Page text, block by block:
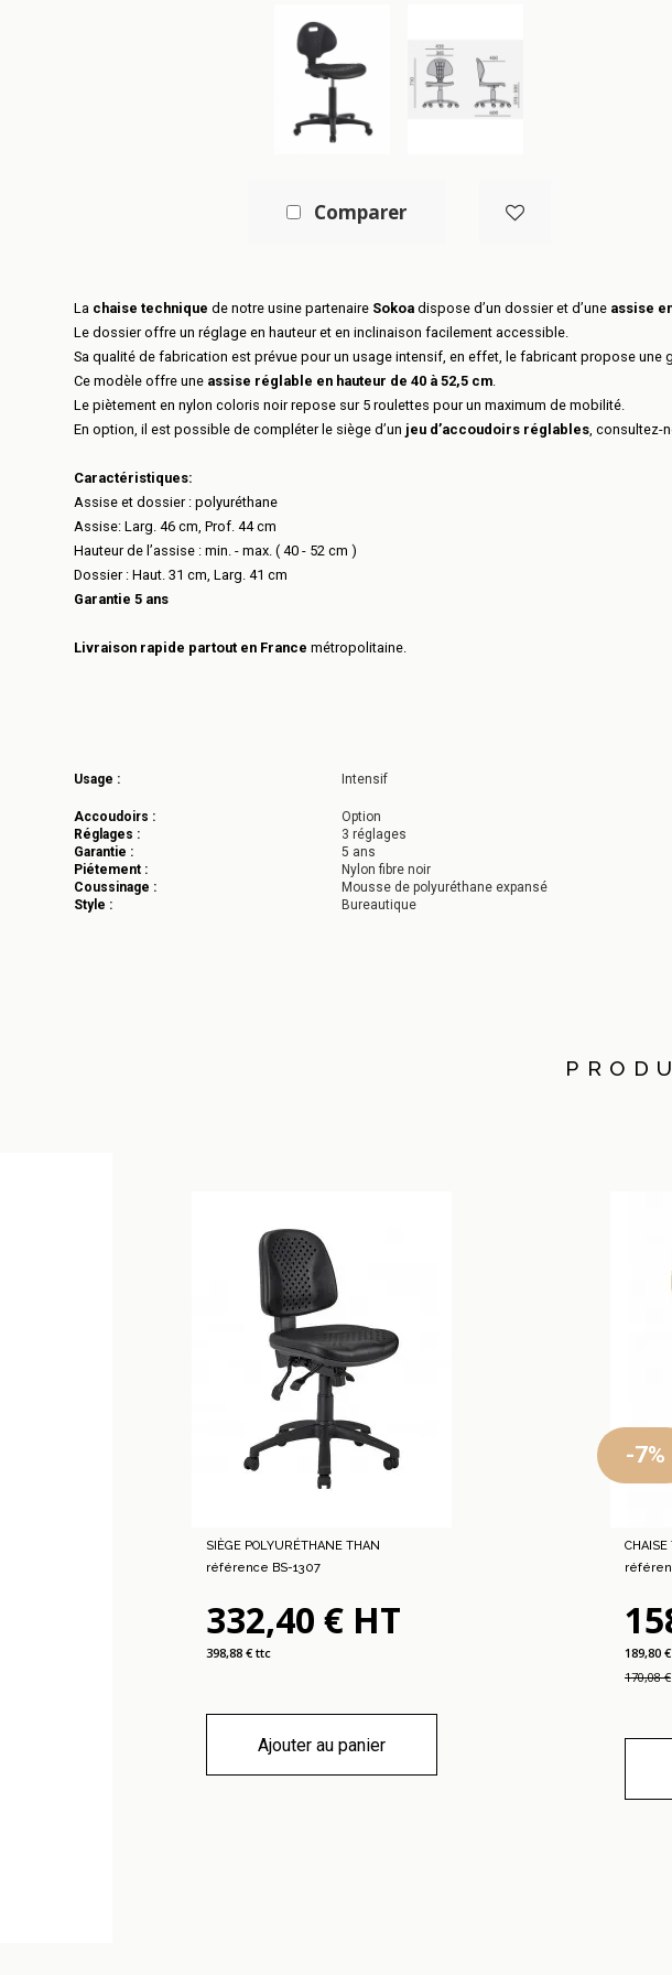
Comparer
La chaise technique de notre usine partenaire Sokoa dispose d’un dossier et d’une assise
Le dossier offre un réglage en hauteur et en inclinaison facilement accessible.
Sa qualité de fabrication est prévue pour un usage intensif, en effet, le fabricant propose une
Ce modèle offre une assise réglable en hauteur de 40 à 52,5 cm
Le piètement en nylon coloris noir repose sur 5 roulettes pour un maximum de mobilité.
En option, il est possible de compléter le siège d’un jeu d’accoudoirs réglables , consultez-
Caractéristiques:
Assise et dossier : polyuréthane
Assise: Larg. 46 cm, Prof. 44 cm
Hauteur de l’assise : min. - max. ( 40 - 52 cm )
Dossier : Haut. 31 cm, Larg. 41 cm
Garantie 5 ans
Livraison rapide partout en France métropolitaine.
Usage : Intensif
Accoudoirs :
Option
Réglages :
3 réglages
Garantie :
5 ans
Piétement :
Nylon fibre noir
Coussinage :
Mousse de polyuréthane expansé
Style :
Bureautique
SIÈGE POLYURÉTHANE THAN
référence BS-1307
332,40 € HT
398,88 € ttc
Ajouter au panier
-7%
CHAISE
189,80
170,08 €